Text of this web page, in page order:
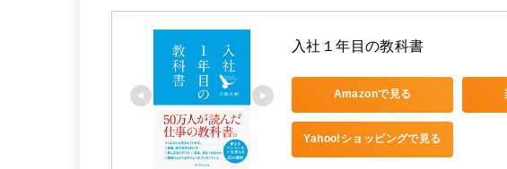
入社１年目の教科書
Amazonで見る
Yahoo!ショッピングで見る